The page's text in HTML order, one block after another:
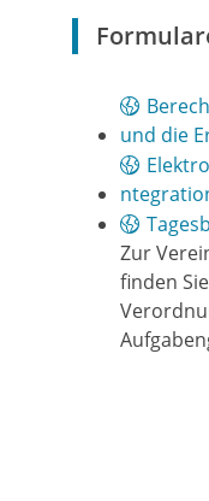
und die
Zur
finden